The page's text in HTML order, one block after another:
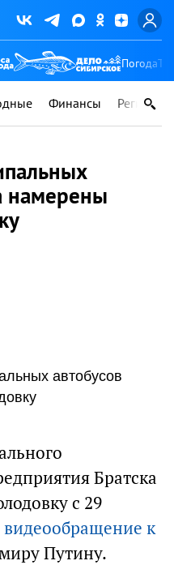
Погода
Финансы Регионы
намерены
автобусов
Братска
с 29
видеообращение к
Путину.